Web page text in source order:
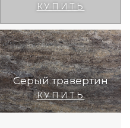
КУПИТЬ
Серый травертин
КУПИТЬ